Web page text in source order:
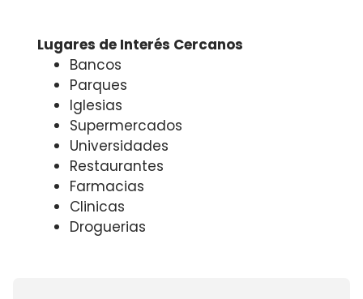
Lugares de Interés Cercanos
Bancos
Parques
Iglesias
Supermercados
Universidades
Restaurantes
Farmacias
Clinicas
Droguerias